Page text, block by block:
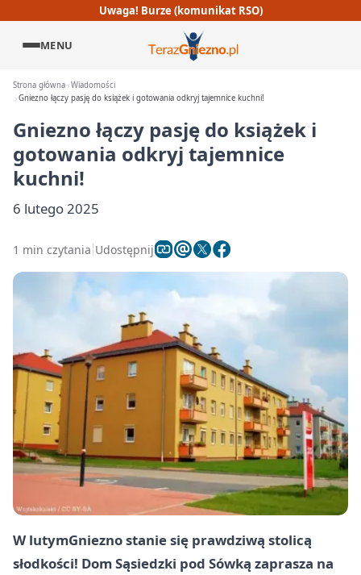
Uwaga! Burze (komunikat RSO)
MENU
Strona główna Wiadomości
Gniezno łączy pasję do książek i gotowania odkryj tajemnice kuchni!
Gniezno łączy pasję do książek i
gotowania odkryj tajemnice
kuchni!
6 lutego 2025
1 min czytania Udostępnij
W lutymGnieznostanie się prawdziwą stolicą
słodkości! Dom Sąsiedzki pod Sówką zaprasza na